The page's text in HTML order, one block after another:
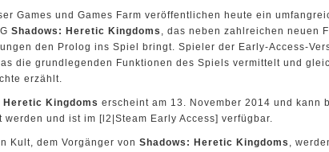
Games und Games Farm veröffentlichen heute ein
Shadows: Heretic Kingdoms , das neben zahlreichen neuen
den Prolog ins Spiel bringt. Spieler der Early-Access-
die grundlegenden Funktionen des Spiels vermittelt und
erzählt.
Heretic Kingdoms erscheint am 13. November 2014 und kann
werden und ist im [l2|Steam Early Access] verfügbar.
Kult, dem Vorgänger von Shadows: Heretic Kingdoms ,